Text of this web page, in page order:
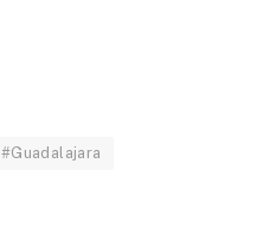
#Guadalajara